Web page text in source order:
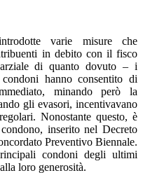
varie misure che
in debito con il fisco
di quanto dovuto – i
hanno consentito di
minando però la
gli evasori, incentivavano
Nonostante questo, è
inserito nel Decreto
Preventivo Biennale.
condoni degli ultimi
loro generosità.